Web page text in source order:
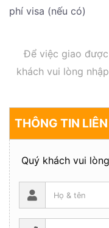
phí visa (nếu có)
Để việc giao
khách vui lòng
THÔNG TIN
Quý khách vui